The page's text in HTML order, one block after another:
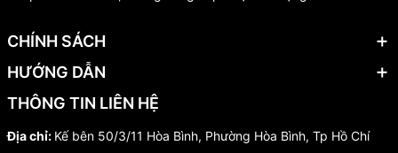
CHÍNH SÁCH
HƯỚNG DẪN
THÔNG TIN LIÊN HỆ
Địa chỉ: Kế bên 50/3/11 Hòa Bình, Phường Hòa Bình, Tp Hồ Chí